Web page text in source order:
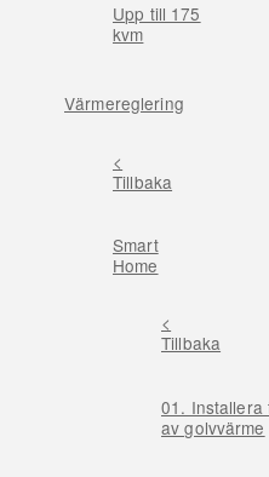
Upp till 175
kvm
Värmereglering
<
Tillbaka
Smart
Home
<
Tillbaka
01. Installera
av golvvärme